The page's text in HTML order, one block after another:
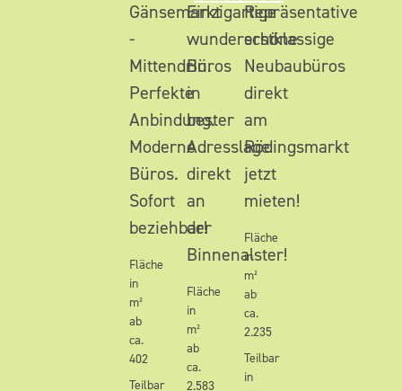
Gänsemarkt
-
Mittendrin.
Perfekte
Anbindung.
Moderne
Büros.
Sofort
beziehbar!
Fläche
in
m²
ab
ca.
402
Teilbar
Einzigartige
wunderschöne
Büros
in
bester
Adresslage
direkt
an
der
Binnenalster!
Fläche
in
m²
ab
ca.
2.583
Repräsentative
erstklassige
Neubaubüros
direkt
am
Rödingsmarkt
jetzt
mieten!
Fläche
in
m²
ab
ca.
2.235
Teilbar
in